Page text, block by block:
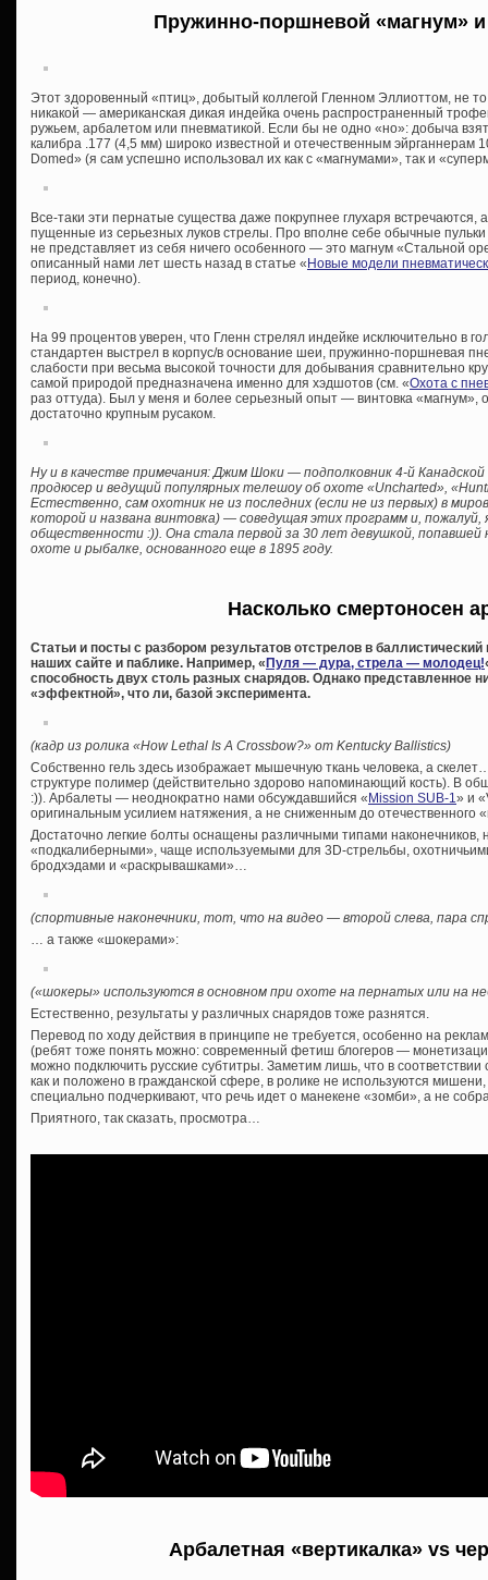
Пружинно-поршневой «магнум» и
Этот здоровенный «птиц», добытый коллегой Гленном Эллиоттом, не
никакой — американская дикая индейка очень распространенный
ружьем, арбалетом или пневматикой. Если бы не одно «но»: добыча
калибра .177 (4,5 мм) широко известной и отечественным эйрганнерам
Domed» (я сам успешно использовал их как с «магнумами», так и
Все-таки эти пернатые существа даже покрупнее глухаря
пущенные из серьезных луков стрелы. Про вполне себе обычные
не представляет из себя ничего особенного — это магнум «Стальной
описанный нами лет шесть назад в статье « Новые модели
период, конечно).
На 99 процентов уверен, что Гленн стрелял индейке исключительно в
стандартен выстрел в корпус/в основание шеи, пружинно-поршневая
слабости при весьма высокой точности для добывания сравнительно
самой природой предназначена именно для хэдшотов (см. «Охота с
раз оттуда). Был у меня и более серьезный опыт — винтовка «магнум»,
достаточно крупным русаком.
Ну и в качестве примечания: Джим Шоки — подполковник 4-й
продюсер и ведущий популярных телешоу об охоте «Uncharted»,
Естественно, сам охотник не из последних (если не из первых) в
которой и названа винтовка) — соведущая этих программ и,
общественности :)). Она стала первой за 30 лет девушкой, попавшей
охоте и рыбалке, основанного еще в 1895 году.
Насколько смертоносен
Статьи и посты с разбором результатов отстрелов в
наших сайте и паблике. Например, « Пуля — дура, стрела — молодец!
способность двух столь разных снарядов. Однако представленное
«эффектной», что ли, базой эксперимента.
(кадр из ролика «How Lethal Is A Crossbow?» от Kentucky Ballistics)
Собственно гель здесь изображает мышечную ткань человека, а
структуре полимер (действительно здорово напоминающий кость). В
:)). Арбалеты — неоднократно нами обсуждавшийся « Mission SUB-1» и
оригинальным усилием натяжения, а не сниженным до отечественного
Достаточно легкие болты оснащены различными типами
«подкалиберными», чаще используемыми для 3D-стрельбы,
бродхэдами и «раскрывашками»…
(спортивные наконечники, тот, что на видео — второй слева, пара
… а также «шокерами»:
(«шокеры» используются в основном при охоте на пернатых или на
Естественно, результаты у различных снарядов тоже разнятся.
Перевод по ходу действия в принципе не требуется, особенно на
(ребят тоже понять можно: современный фетиш блогеров —
можно подключить русские субтитры. Заметим лишь, что в
как и положено в гражданской сфере, в ролике не используются
специально подчеркивают, что речь идет о манекене «зомби», а не
Приятного, так сказать, просмотра…
Арбалетная «вертикалка» vs